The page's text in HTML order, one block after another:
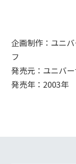
企画制作：ユニ
フ
発売元：ユニバ
発売年：2003年